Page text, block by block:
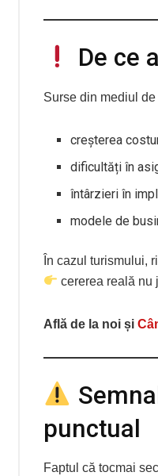
De ce
Surse din mediul
creșterea
dificultăți în
întârzieri în
modele de
În cazul turismului,
cererea reală nu
Află de la noi și
punctual
Faptul că tocmai